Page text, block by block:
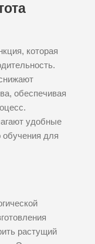
которая
обеспечивая
удобные
для
растущий